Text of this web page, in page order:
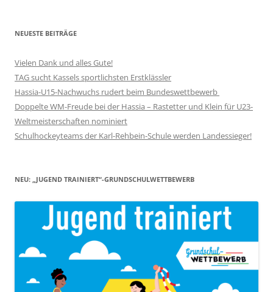
NEUESTE BEITRÄGE
Vielen Dank und alles Gute!
TAG sucht Kassels sportlichsten Erstklässler
Hassia-U15-Nachwuchs rudert beim Bundeswettbewerb
Doppelte WM-Freude bei der Hassia – Rastetter und Klein für U23-
Weltmeisterschaften nominiert
Schulhockeyteams der Karl-Rehbein-Schule werden Landessieger!
NEU: „JUGEND TRAINIERT“-GRUNDSCHULWETTBEWERB